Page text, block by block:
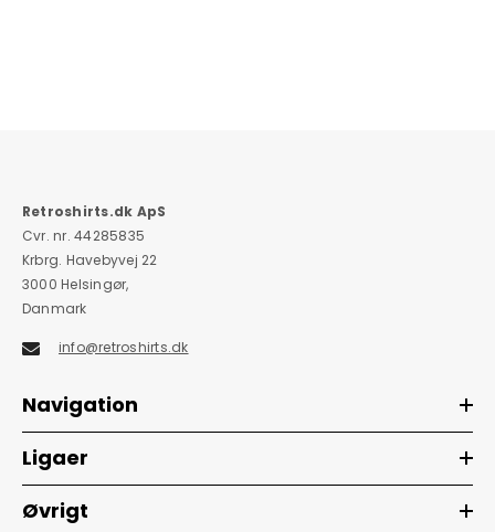
Retroshirts.dk ApS
Cvr. nr. 44285835
Krbrg. Havebyvej 22
3000 Helsingør,
Danmark
info@retroshirts.dk
Navigation
Ligaer
Øvrigt